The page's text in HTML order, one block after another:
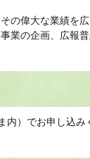
の偉大な業績を広
業の企画、広報普
内）でお申し込み